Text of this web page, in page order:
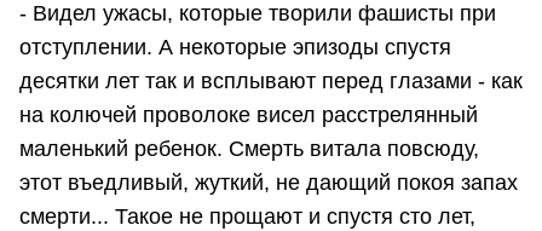
- Видел ужасы, которые творили фашисты при
отступлении. А некоторые эпизоды спустя
десятки лет так и всплывают перед глазами - как
на колючей проволоке висел расстрелянный
маленький ребенок. Смерть витала повсюду,
этот въедливый, жуткий, не дающий покоя запах
смерти... Такое не прощают и спустя сто лет,